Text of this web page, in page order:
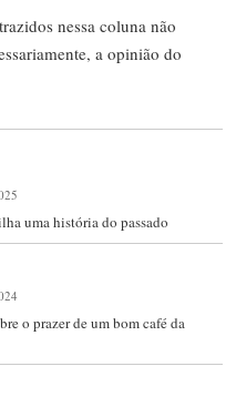
nessa coluna não
a opinião do
uma história do passado
o prazer de um bom café da